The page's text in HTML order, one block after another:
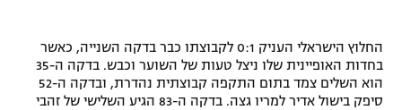
החלוץ הישראלי העניק 0:1 לקבוצתו כבר בדקה השנייה, כאשר
בחדות האופיינית שלו ניצל טעות של השוער וכבש. בדקה ה-35
הוא השלים צמד בתום התקפה קבוצתית נהדרת, ובדקה ה-52
סיפק בישול אדיר למריו גצה. בדקה ה-83 הגיע השלישי של זהבי